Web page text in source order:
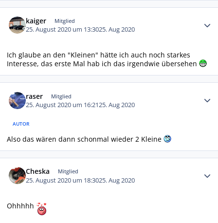
kaiger Mitglied
25. August 2020 um 13:3025. Aug 2020
Ich glaube an den "Kleinen" hätte ich auch noch starkes
Interesse, das erste Mal hab ich das irgendwie übersehen
raser Mitglied
25. August 2020 um 16:2125. Aug 2020
AUTOR
Also das wären dann schonmal wieder 2 Kleine
Cheska Mitglied
25. August 2020 um 18:3025. Aug 2020
Ohhhhh